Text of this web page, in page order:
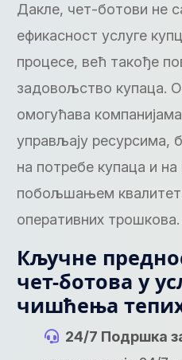
Дакле, чет-ботови не
ефикасност услуге
процесе, већ такође
задовољство купаца.
омогућава
управљају ресурсима,
на потребе купаца и на
побољшањем
оперативних трошкова.
Кључне
чет-ботова у
чишћења
24/7 Подршка